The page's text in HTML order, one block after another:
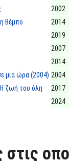
2002
Βέμπο
2014
2019
2007
2014
μια ώρα (2004) 2004
ζωή του όλη
2017
2024